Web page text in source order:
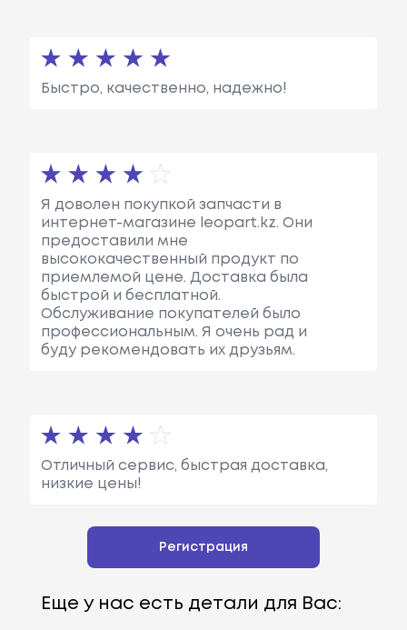
Быстро, качественно, надежно!
Я доволен покупкой запчасти в
интернет-магазине leopart.kz. Они
предоставили мне
высококачественный продукт по
приемлемой цене. Доставка была
быстрой и бесплатной.
Обслуживание покупателей было
профессиональным. Я очень рад и
буду рекомендовать их друзьям.
Отличный сервис, быстрая доставка,
низкие цены!
Регистрация
Еще у нас есть детали для Вас: